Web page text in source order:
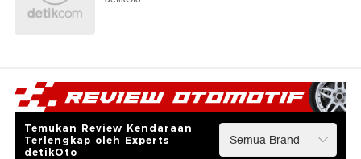
Temukan Review Kendaraan
Terlengkap oleh Experts
detikOto